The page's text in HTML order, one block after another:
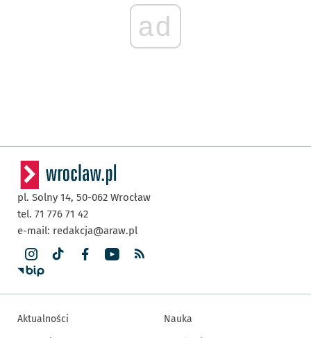
ad
pl. Solny 14, 50-062 Wrocław
tel. 71 776 71 42
e-mail: redakcja@araw.pl
Aktualności
Nauka